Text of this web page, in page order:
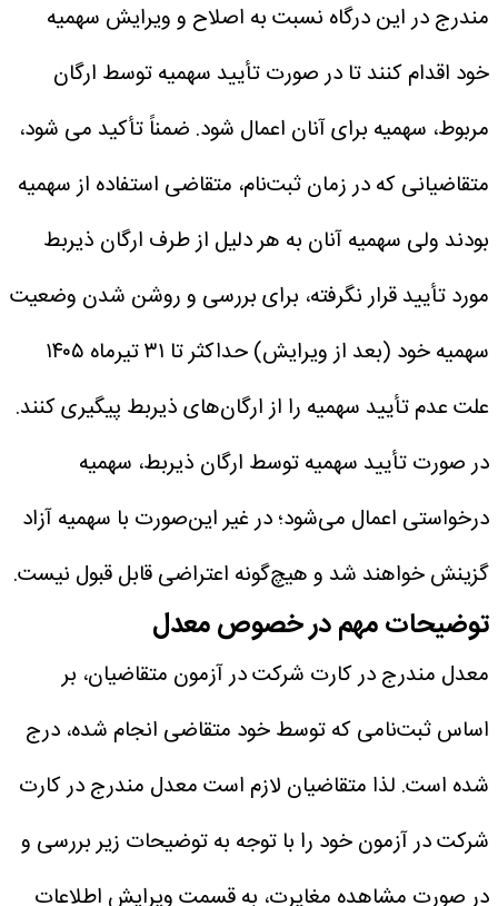
مندرج در این درگاه نسبت به اصلاح و ویرایش سهمیه
خود اقدام کنند تا در صورت تأیید سهمیه توسط ارگان
مربوط، سهمیه برای آنان اعمال شود. ضمناً تأکید می شود،
متقاضیانی که در زمان ثبت‌نام، متقاضی استفاده از سهمیه
بودند ولی سهمیه آنان به هر دلیل از طرف ارگان ذیربط
مورد تأیید قرار نگرفته، برای بررسی و روشن شدن وضعیت
سهمیه خود (بعد از ویرایش) حداکثر تا ۳۱ تیرماه ۱۴۰۵
علت عدم تأیید سهمیه را از ارگان‌های ذیربط پیگیری کنند.
در صورت تأیید سهمیه توسط ارگان ذیربط، سهمیه
درخواستی اعمال می‌شود؛ در غیر این‌صورت با سهمیه آزاد
گزینش خواهند شد و هیچ‌گونه اعتراضی قابل قبول نیست.
توضیحات مهم‌ در خصوص معدل
معدل مندرج در کارت شرکت در آزمون متقاضیان، بر
اساس ثبت‌نامی که توسط خود متقاضی انجام شده، درج
شده است. لذا متقاضیان لازم است معدل مندرج در کارت
شرکت در آزمون خود را با توجه به توضیحات زیر بررسی و
در صورت مشاهده مغایرت، به قسمت ویرایش اطلاعات